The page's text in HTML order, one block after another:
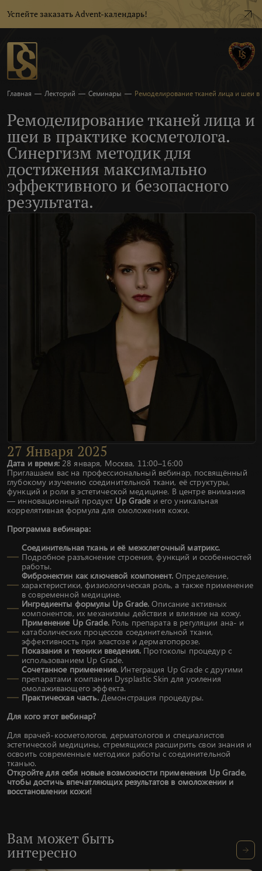
Успейте заказать Advent-календарь!
Главная — Лекторий — Семинары — Ремоделирование тканей лица и шеи в
Ремоделирование тканей лица и
шеи в практике косметолога.
Синергизм методик для
достижения максимально
эффективного и безопасного
результата.
27 Января 2025
Дата и время:28 января, Москва, 11:00–16:00
Приглашаем вас на профессиональный вебинар, посвящённый
глубокому изучению соединительной ткани, её структуры,
функций и роли в эстетической медицине. В центре внимания
— инновационный продукт Up Gradeи его уникальная
коррелятивная формула для омоложения кожи.
Программа вебинара:
Соединительная ткань и её межклеточный матрикс.
Подробное разъяснение строения, функций и особенностей
работы.
Фибронектин как ключевой компонент.Определение,
характеристики, физиологическая роль, а также применение
в современной медицине.
Ингредиенты формулы Up Grade. Описание активных
компонентов, их механизмы действия и влияние на кожу.
Применение Up Grade.Роль препарата в регуляции ана- и
катаболических процессов соединительной ткани,
эффективность при эластозе и дерматопорозе.
Показания и техники введения. Протоколы процедур с
использованием Up Grade.
Сочетанное применение. Интеграция Up Grade с другими
препаратами компании Dysplastic Skin для усиления
омолаживающего эффекта.
Практическая часть.Демонстрация процедуры.
Для кого этот вебинар?
Для врачей-косметологов, дерматологов и специалистов
эстетической медицины, стремящихся расширить свои знания и
освоить современные методики работы с соединительной
тканью.
Откройте для себя новые возможности применения Up Grade,
чтобы достичь впечатляющих результатов в омоложении и
восстановлении кожи!
Вам может быть
интересно